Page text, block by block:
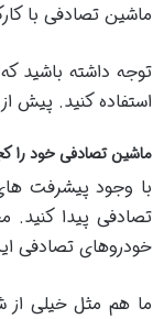
ماشین تصادفی با
توجه داشته باشید
استفاده کنید. پیش
ماشین تصادفی خود را
با وجود پیشرفت
تصادفی پیدا کنید.
خودروهای تصادفی
ما هم مثل خیلی